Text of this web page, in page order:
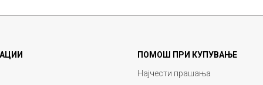
ПОМОШ ПРИ КУПУВАЊЕ
Најчести прашања